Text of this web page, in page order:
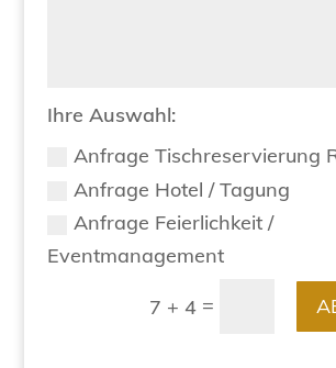
Ihre Auswahl:
Anfrage Tischreservierung
Anfrage Hotel / Tagung
Anfrage Feierlichkeit /
Eventmanagement
7 + 4 =